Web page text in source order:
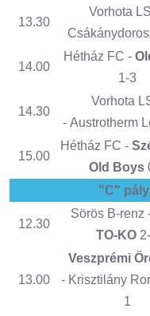
13.30
Vorhota
14.00
Hétház FC -
1-3
14.30
Vorhota
- Austrotherm
15.00
Hétház FC -
Old Boys
"C"
12.30
Sörös B-renz
TO-KO
13.00
Veszprémi
- Krisztilány
1